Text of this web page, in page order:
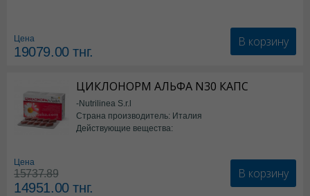
Цена
19079.00тнг.
В корзину
ЦИКЛОНОРМ АЛЬФА N30 КАПС
-Nutrilinea S.r.l
Страна производитель: Италия
Действующие вещества:
Цена
15737.89
14951.00тнг.
В корзину